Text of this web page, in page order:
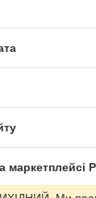
маркетплейсі